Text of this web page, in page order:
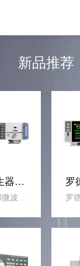
新品推荐
罗德_信号发生器SMA100B